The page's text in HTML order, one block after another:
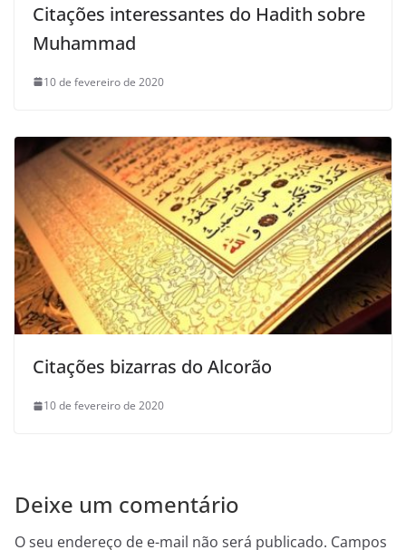
Citações interessantes do Hadith sobre
Muhammad
10 de fevereiro de 2020
Citações bizarras do Alcorão
10 de fevereiro de 2020
Deixe um comentário
O seu endereço de e-mail não será publicado. Campos